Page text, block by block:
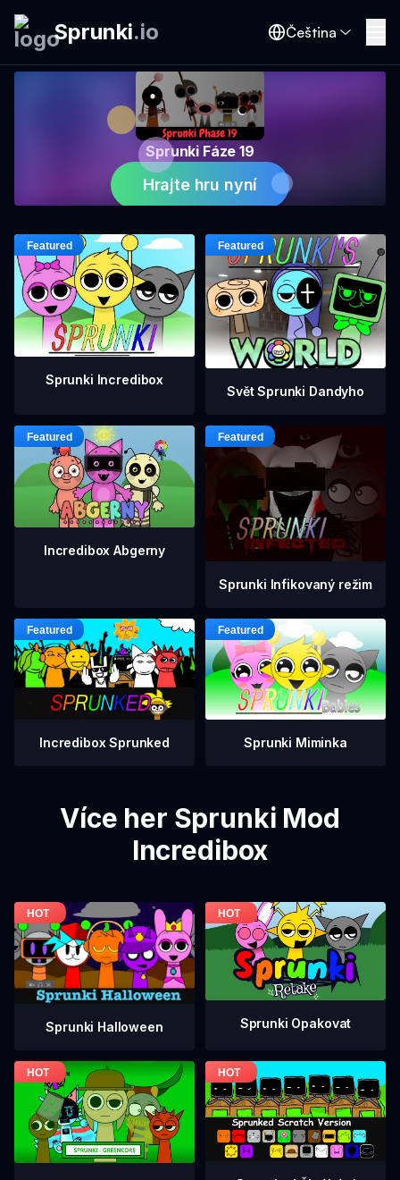
Sprunki.io Čeština
Sprunki Fáze 19
Hrajte hru nyní
Sprunki Incredibox
Svět Sprunki Dandyho
Incredibox Abgerny
Sprunki Infikovaný režim
Incredibox Sprunked Sprunki Miminka
Více her Sprunki Mod
Incredibox
Sprunki Halloween Sprunki Opakovat